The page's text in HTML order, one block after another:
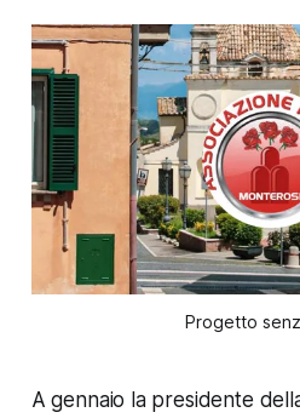
Progetto
A gennaio la presidente